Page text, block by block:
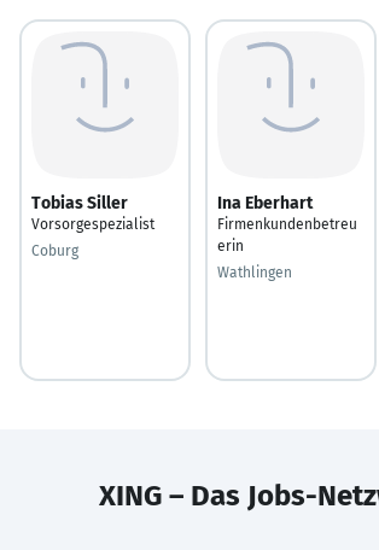
Tobias Siller
Vorsorgespezialist
Coburg
Ina Eberhart
Firmenkundenbetreu
erin
Wathlingen
XING – Das Jobs-